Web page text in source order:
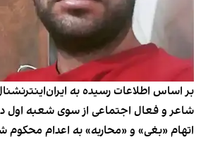
بر اساس اطلاعات رسیده به
شاعر و فعال اجتماعی از سوی شعبه اول
اتهام «بغی» و «محاربه» به اعدام محکوم